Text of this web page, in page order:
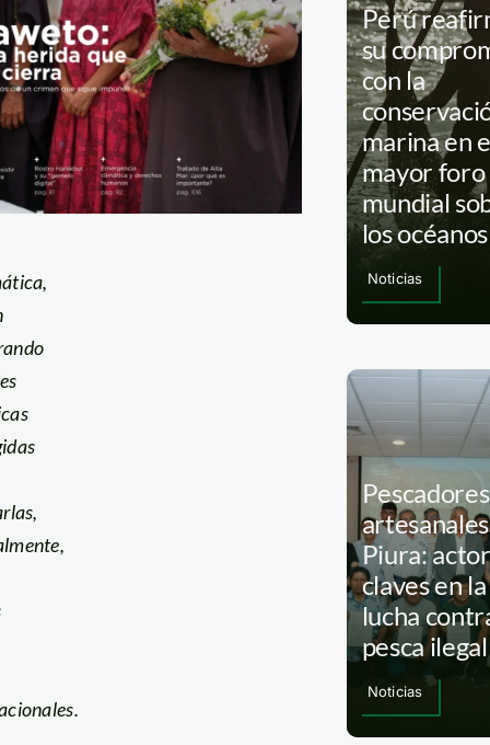
Perú
su
con la
marina en
mayor foro
mundial
los océanos
Noticias
Pescadores
Piura:
claves en la
lucha
pesca ilegal
Noticias